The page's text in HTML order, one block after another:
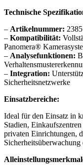
Technische
– Artikelnummer:
– Kompatibilität:
Panomera®
– Analysefunktionen:
– Integration:
Sicherheitsnetzwerke
Einsatzbereiche:
Ideal für den Einsatz in
Stadien,
privaten Einrichtungen,
Sicherheitsüberwachung